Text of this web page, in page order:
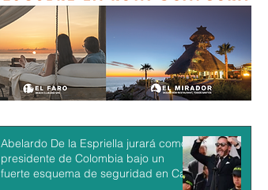
Abelardo De la Espriella jurará como
presidente de Colombia bajo un
fuerte esquema de seguridad en Cali